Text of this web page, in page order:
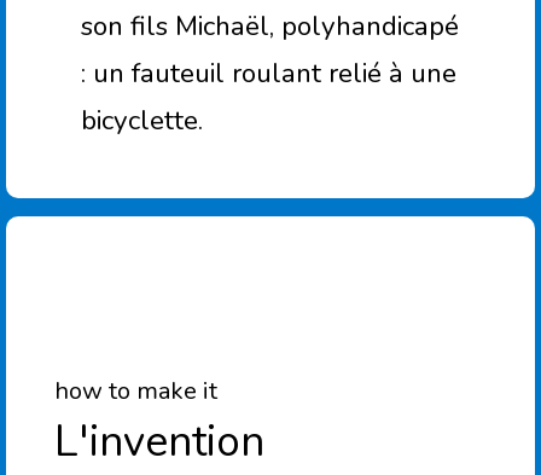
son fils Michaël, polyhandicapé
: un fauteuil roulant relié à une
bicyclette.
how to make it
L'invention